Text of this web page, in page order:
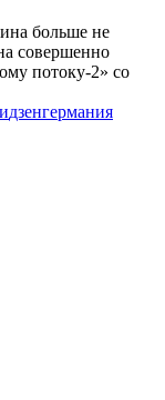
больше не
совершенно
потоку-2» со
дзенгермания